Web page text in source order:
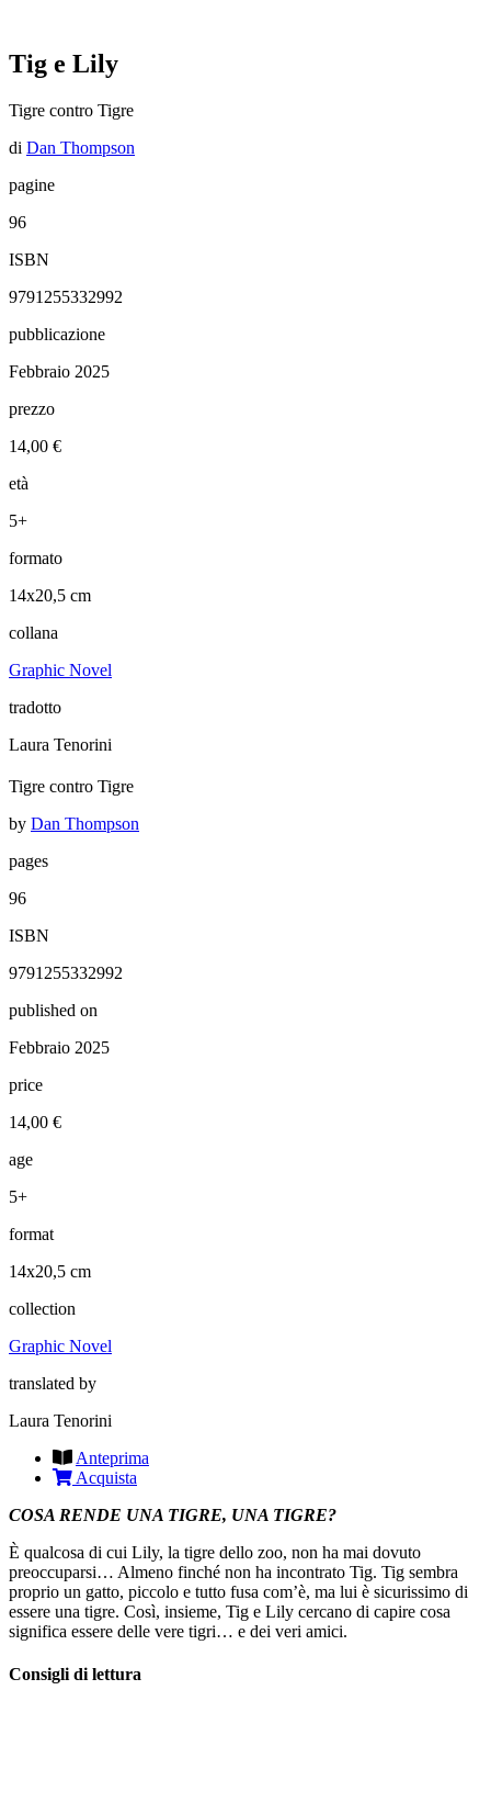
Tig e Lily
Tigre contro Tigre
di Dan Thompson
pagine
96
ISBN
9791255332992
pubblicazione
Febbraio 2025
prezzo
14,00 €
età
5+
formato
14x20,5 cm
collana
Graphic Novel
tradotto
Laura Tenorini
Tigre contro Tigre
by Dan Thompson
pages
96
ISBN
9791255332992
published on
Febbraio 2025
price
14,00 €
age
5+
format
14x20,5 cm
collection
Graphic Novel
translated by
Laura Tenorini
Anteprima
Acquista
COSA RENDE UNA TIGRE, UNA TIGRE?
È qualcosa di cui Lily, la tigre dello zoo, non ha mai dovuto
preoccuparsi… Almeno finché non ha incontrato Tig. Tig sembra
proprio un gatto, piccolo e tutto fusa com’è, ma lui è sicurissimo di
essere una tigre. Così, insieme, Tig e Lily cercano di capire cosa
significa essere delle vere tigri… e dei veri amici.
Consigli di lettura